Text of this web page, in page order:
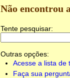
Não encontrou
Tente pesquisar:
Outras opções:
Acesse a lista de
Faça sua